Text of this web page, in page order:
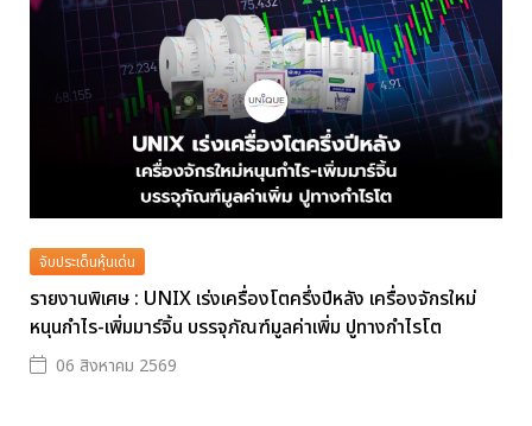
จับประเด็นหุ้นเด่น
รายงานพิเศษ : UNIX เร่งเครื่องโตครึ่งปีหลัง เครื่องจักรใหม่
หนุนกำไร-เพิ่มมาร์จิ้น บรรจุภัณฑ์มูลค่าเพิ่ม ปูทางกำไรโต
06 สิงหาคม 2569